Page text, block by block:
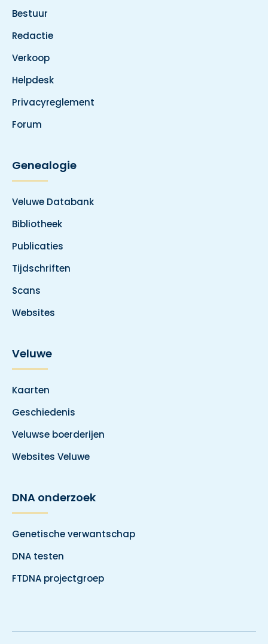
Bestuur
Redactie
Verkoop
Helpdesk
Privacyreglement
Forum
Genealogie
Veluwe Databank
Bibliotheek
Publicaties
Tijdschriften
Scans
Websites
Veluwe
Kaarten
Geschiedenis
Veluwse boerderijen
Websites Veluwe
DNA onderzoek
Genetische verwantschap
DNA testen
FTDNA projectgroep